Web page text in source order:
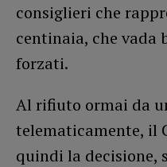
consiglieri che
centinaia, che vada
forzati.
Al rifiuto ormai da
telematicamente, il
quindi la decisione,